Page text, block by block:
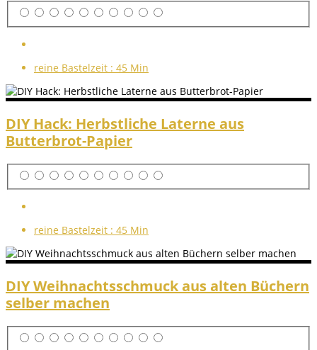
reine Bastelzeit : 45 Min
DIY Hack: Herbstliche Laterne aus
Butterbrot-Papier
reine Bastelzeit : 45 Min
DIY Weihnachtsschmuck aus alten Büchern
selber machen